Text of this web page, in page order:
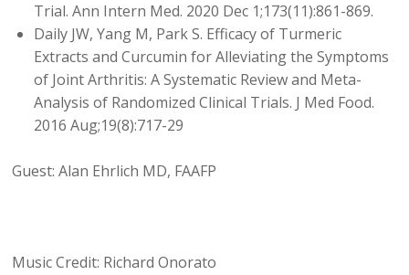
Trial. Ann Intern Med. 2020 Dec 1;173(11):861-869.
Daily JW, Yang M, Park S. Efficacy of Turmeric
Extracts and Curcumin for Alleviating the Symptoms
of Joint Arthritis: A Systematic Review and Meta-
Analysis of Randomized Clinical Trials. J Med Food.
2016 Aug;19(8):717-29
Guest: Alan Ehrlich MD, FAAFP
Music Credit: Richard Onorato